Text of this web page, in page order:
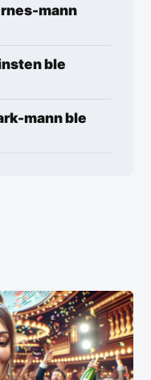
mann
ble
mann ble